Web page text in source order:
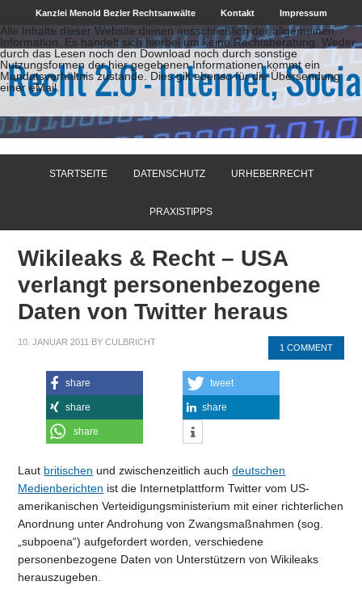
Kanzlei Menold Bezler Rechtsanwälte Kontakt Impressum
Alle Inhalte dieser Website dienen ausschließlich der allgemeinen
Information. Es handelt sich hierbei um keine Rechtsberatung. Weder
durch das Lesen noch den Download noch durch sonstige
Nutzungsformen der hier gegebenen Informationen kommt ein
Mandatsverhältnis zustande. Dies gilt ebenso für die Übersendung
einer eMail.
STARTSEITE DATENSCHUTZ URHEBERRECHT
PRAXISTIPPS
Wikileaks & Recht – USA
verlangt personenbezogene
Daten von Twitter heraus
10. JANUAR 2011 BYCULBRICHT
1 COMMENT
share tweet
share share
share
Laut britischen und zwischenzeitlich auchdeutschen
Medienberichten ist die Internetplattform Twitter vom US-
amerikanischen Verteidigungsministerium mit einer richterlichen
Anordnung unter Androhung von Zwangsmaßnahmen (sog.
„subpoena“) aufgefordert worden, verschiedene
personenbezogene Daten von Unterstützern von Wikileaks
herauszugeben.